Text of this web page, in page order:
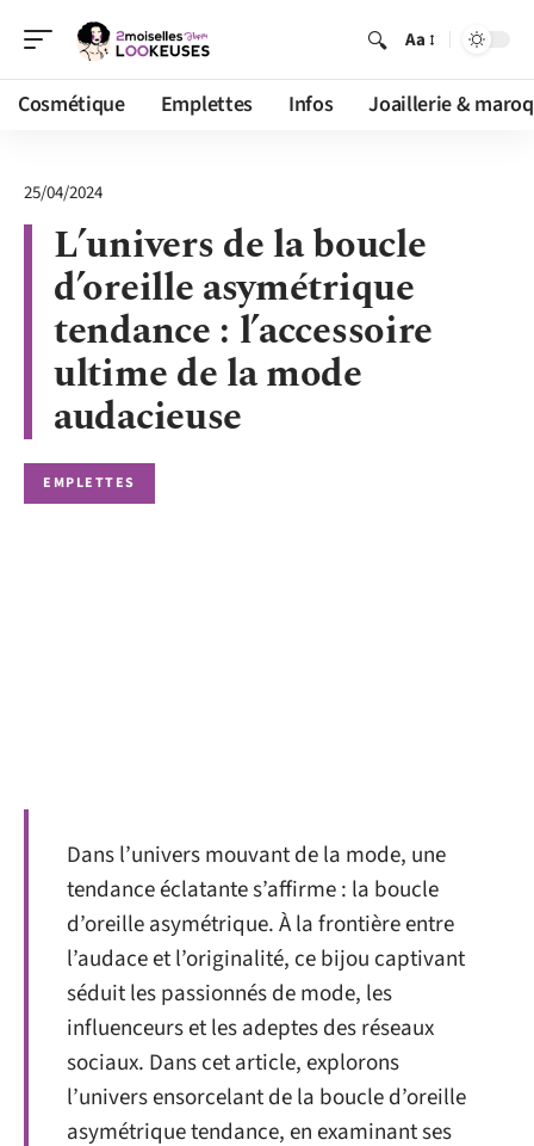
Aa
Cosmétique Emplettes Infos Joaillerie &
25/04/2024
L’univers de la boucle
d’oreille asymétrique
tendance : l’accessoire
ultime de la mode
audacieuse
EMPLETTES
Dans l’univers mouvant de la mode, une
tendance éclatante s’affirme : la boucle
d’oreille asymétrique. À la frontière entre
l’audace et l’originalité, ce bijou captivant
séduit les passionnés de mode, les
influenceurs et les adeptes des réseaux
sociaux. Dans cet article, explorons
l’univers ensorcelant de la boucle d’oreille
asymétrique tendance, en examinant ses